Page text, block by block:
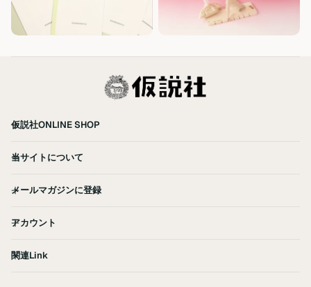
仮説社ONLINE SHOP
当サイトについて
メールマガジンに登録
アカウント
関連Link